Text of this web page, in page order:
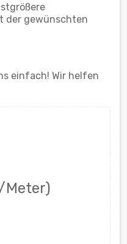
der gewünschten
einfach! Wir helfen
Meter)